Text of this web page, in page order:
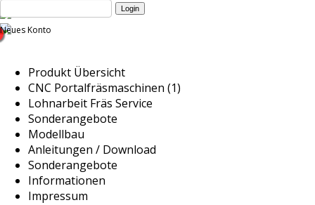
Neues Konto
Produkt Übersicht
CNC Portalfräsmaschinen (1)
Lohnarbeit Fräs Service
Sonderangebote
Modellbau
Anleitungen / Download
Sonderangebote
Informationen
Impressum